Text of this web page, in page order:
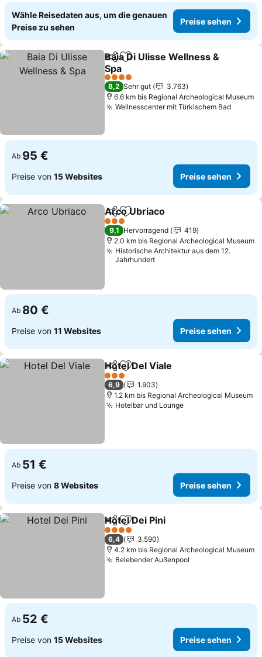
Wähle Reisedaten aus, um die genauen
Preise zu sehen
Preise sehen
TeilenZu Favoriten hinzufügen
Baia Di Ulisse Wellness &
Spa
4 Sterne
8,2 Sehr gut
3.763
6.6 km bis Regional Archeological Museum
Wellnesscenter mit Türkischem Bad
Ab 95 €
Preise von 15 Websites Preise sehen
TeilenZu Favoriten hinzufügen
Arco Ubriaco
3 Sterne
9,1 Hervorragend
419
2.0 km bis Regional Archeological Museum
Historische Architektur aus dem 12.
Jahrhundert
Ab 80 €
Preise von 11 Websites Preise sehen
TeilenZu Favoriten hinzufügen
Hotel Del Viale
3 Sterne
6,9
1.903
1.2 km bis Regional Archeological Museum
Hotelbar und Lounge
Ab 51 €
Preise von 8 Websites Preise sehen
TeilenZu Favoriten hinzufügen
Hotel Dei Pini
4 Sterne
6,4
3.590
4.2 km bis Regional Archeological Museum
Belebender Außenpool
Ab 52 €
Preise von 15 Websites Preise sehen